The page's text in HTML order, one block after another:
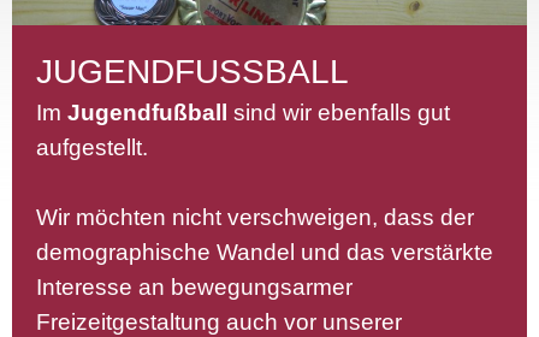
JUGENDFUSSBALL
Im Jugendfußball sind wir ebenfalls gut
aufgestellt.
Wir möchten nicht verschweigen, dass der
demographische Wandel und das verstärkte
Interesse an bewegungsarmer
Freizeitgestaltung auch vor unserer